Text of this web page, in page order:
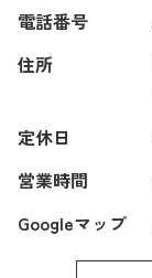
電話番号
住所
定休日
営業時間
Googleマップ